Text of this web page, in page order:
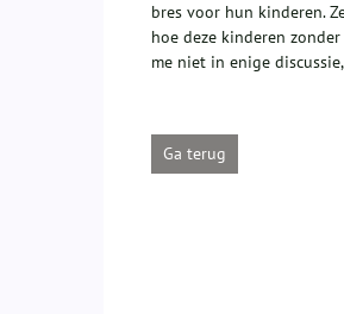
bres voor hun kinderen.
hoe deze kinderen
me niet in enige
Ga terug